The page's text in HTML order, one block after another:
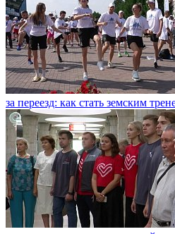
за переезд: как стать земским